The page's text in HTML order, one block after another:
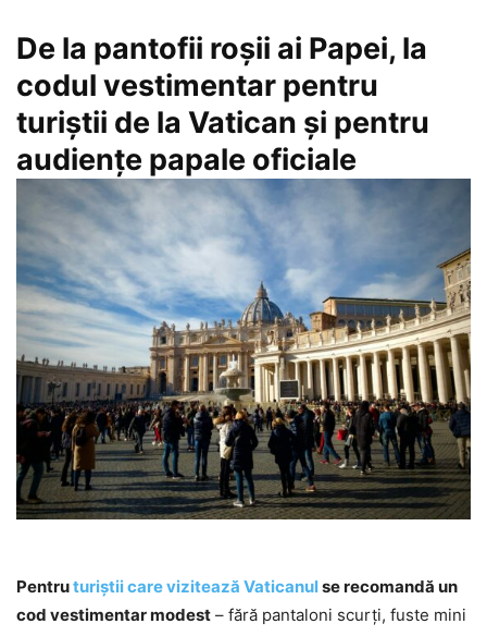
De la pantofii roşii ai Papei, la
codul vestimentar pentru
turiştii de la Vatican şi pentru
audienţe papale oficiale
Pentruturiştii care vizitează Vaticanulse recomandă un
cod vestimentar modest – fără pantaloni scurți, fuste mini